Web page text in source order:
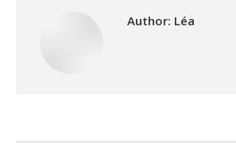
Author: Léa